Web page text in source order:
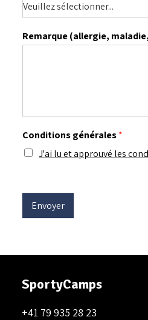
Remarque (allergie,
Conditions générales*
J'ai lu et approuvé les
Envoyer
SportyCamps
+41 79 935 28 23